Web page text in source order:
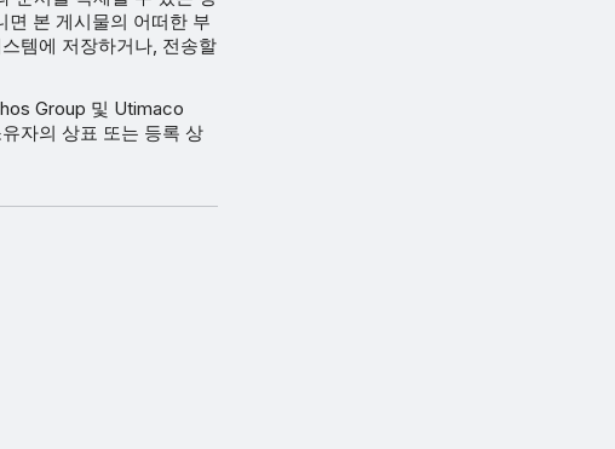
면 본 게시물의 어떠한 부
템에 저장하거나, 전송할
Group 및 Utimaco
자의 상표 또는 등록 상